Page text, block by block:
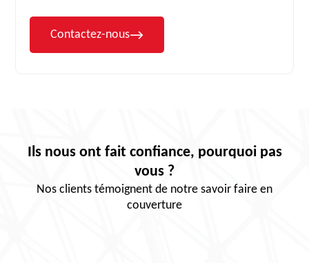
Contactez-nous
Ils nous ont fait confiance, pourquoi pas
vous ?
Nos clients témoignent de notre savoir faire en
couverture